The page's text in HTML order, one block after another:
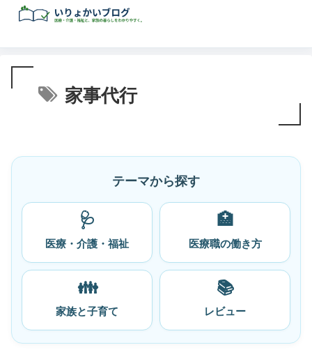
家事代行
テーマから探す
🩺
医療・介護・福祉
🏥
医療職の働き方
👪
家族と子育て
📚
レビュー